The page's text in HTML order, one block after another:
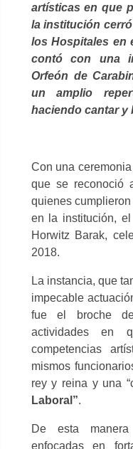
artísticas en que
la institución
los Hospitales en
contó con una
Orfeón de
un amplio
haciendo cantar y
Con una
que se reconoció
quienes
en la institución,
Horwitz Barak,
2018.
La instancia, que
impecable
fue el broche
actividades en
competencias
mismos
rey y reina y una
Laboral”.
De esta manera
enfocadas en